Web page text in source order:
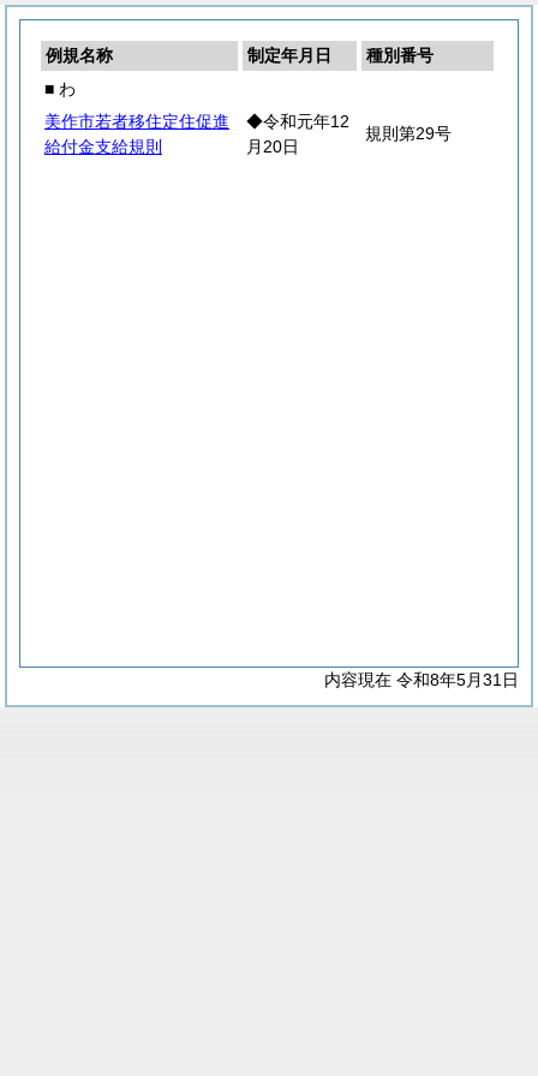
例規名称 制定年月日
種別番号
■ わ
美作市若者移住定住促進
給付金支給規則
◆令和元年12
月20日
規則第29号
内容現在 令和8年5月31日